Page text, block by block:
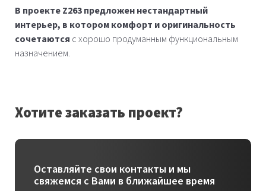
В проекте Z263 предложен нестандартный
интерьер, в котором комфорт и оригинальность
сочетаются с хорошо продуманным функциональным
назначением.
Хотите заказать проект?
Оставляйте свои контакты и мы
свяжемся с Вами в ближайшее время